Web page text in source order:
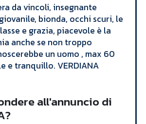
da vincoli, insegnante
bionda, occhi scuri, le
e grazia, piacevole è la
anche se non troppo
un uomo , max 60
e tranquillo. VERDIANA​
all'annuncio di